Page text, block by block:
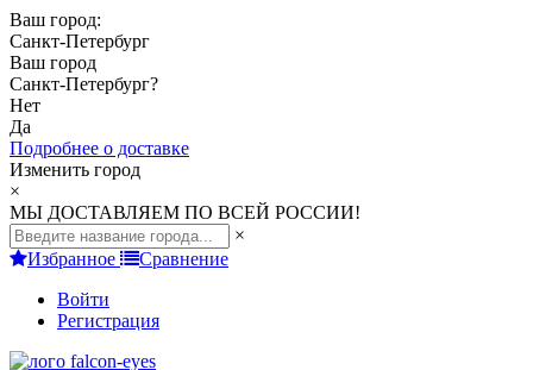
Ваш город:
Санкт-Петербург
Ваш город
Санкт-Петербург?
Нет
Да
Подробнее о доставке
Изменить город
×
МЫ ДОСТАВЛЯЕМ ПО ВСЕЙ РОССИИ!
×
Избранное
Сравнение
Войти
Регистрация